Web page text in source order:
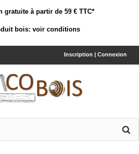
gratuite à partir de 59 € TTC*
bois: voir conditions
Inscription | Connexion